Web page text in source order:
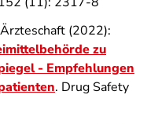
(2022):
zu
- Empfehlungen
. Drug Safety